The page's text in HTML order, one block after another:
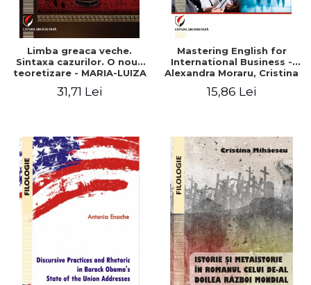
Limba greaca veche.
Sintaxa cazurilor. O noua
teoretizare - MARIA-LUIZA
31,71 Lei
Mastering English for
International Business -
Alexandra Moraru, Cristina
15,86 Lei